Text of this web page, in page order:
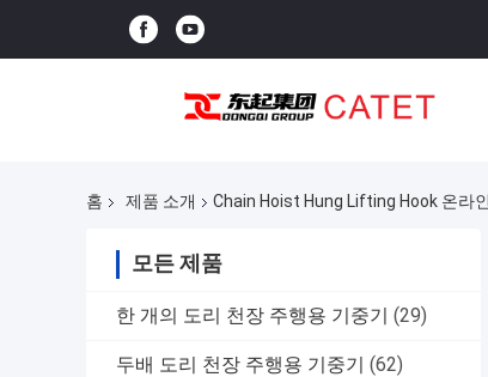
홈 제품 소개 Chain Hoist Hung Lifting Hook 온라
모든 제품
한 개의 도리 천장 주행용 기중기 (29)
두배 도리 천장 주행용 기중기 (62)